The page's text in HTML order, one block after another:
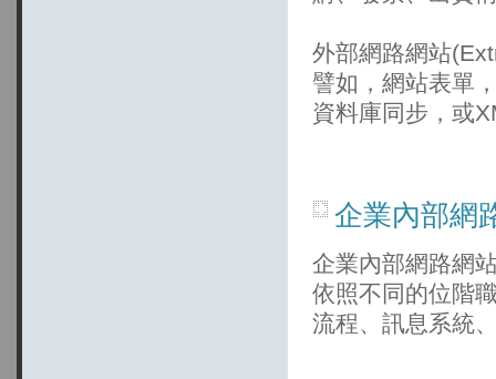
外部網路網站
譬如，網站表單
資料庫同步，或
企業內部網
企業內部網路網
依照不同的位階
流程、訊息系統